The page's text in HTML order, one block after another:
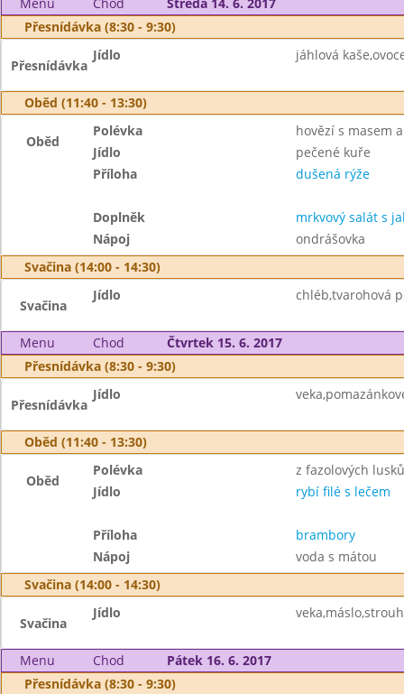
Přesnídávka (8:30 - 9:30)
Přesnídávka
Jídlo jáhlová
Oběd (11:40 - 13:30)
Oběd
Polévka
hovězí s masem
Jídlo
pečené kuře
Příloha
dušená rýže
Doplněk
mrkvový salát s
Nápoj
ondrášovka
Svačina (14:00 - 14:30)
Svačina
Jídlo chléb,tvarohová
Menu Chod
Čtvrtek 15. 6. 2017
Přesnídávka (8:30 - 9:30)
Přesnídávka
Jídlo
Oběd (11:40 - 13:30)
Oběd
Polévka
z fazolových lusků
Jídlo
rybí filé s lečem
Příloha
brambory
Nápoj
voda s mátou
Svačina (14:00 - 14:30)
Svačina
Jídlo
Menu Chod
Pátek 16. 6. 2017
Přesnídávka (8:30 - 9:30)